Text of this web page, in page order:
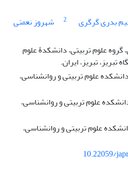
بدری گرگری 2 شهروز نعمتی
علوم تربیتی، دانشکدۀ علوم
تبریز، تبریز، ایران.
علوم تربیتی و روانشناسی،
علوم تربیتی و روانشناسی،
علوم تربیتی و روانشناسی،
10.22059/